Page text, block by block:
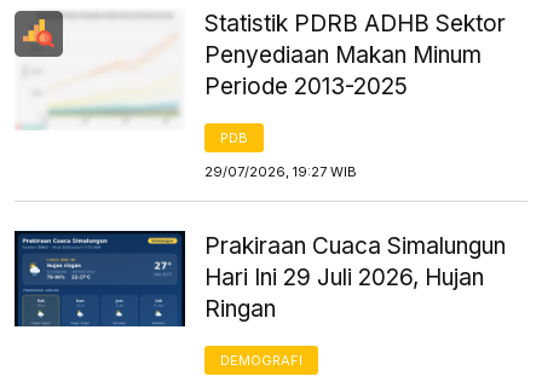
Statistik PDRB ADHB Sektor
Penyediaan Makan Minum
Periode 2013-2025
PDB
29/07/2026, 19:27 WIB
Prakiraan Cuaca Simalungun
Hari Ini 29 Juli 2026, Hujan
Ringan
DEMOGRAFI